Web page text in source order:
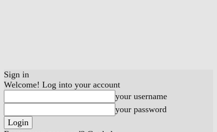
Sign in
Welcome! Log into your account
your username
your password